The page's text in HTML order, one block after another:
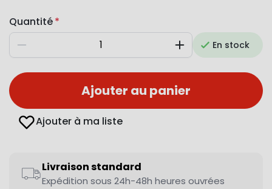
Quantité
Diminuer AugmenterEn stock
Ajouter au panier
Ajouter à ma liste
Livraison standard
Expédition sous 24h-48h heures ouvrées